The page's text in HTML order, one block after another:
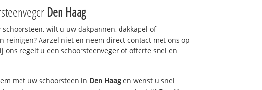
Den Haag
schoorsteen, wilt u uw dakpannen, dakkapel of
reinigen? Aarzel niet en neem direct contact met ons op
ons regelt u een schoorsteenveger of offerte snel en
met uw schoorsteen in Den Haag en wenst u snel